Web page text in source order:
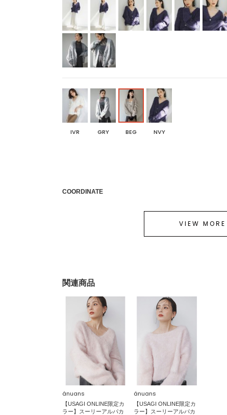
IVR GRY BEG NVY
COORDINATE
VIEW MORE
関連商品
ánuans
【USAGI ONLINE限定カ
ラー】スーリーアルパカ
ánuans
【USAGI ONLINE限定カ
ラー】スーリーアルパカ